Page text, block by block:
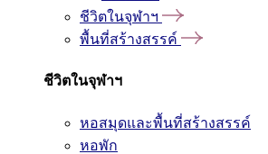
ชีวิตในจุฬาฯ
พื้นที่สร้างสรรค์
ชีวิตในจุฬาฯ
หอสมุดและพื้นที่สร้างสรรค์
หอพัก